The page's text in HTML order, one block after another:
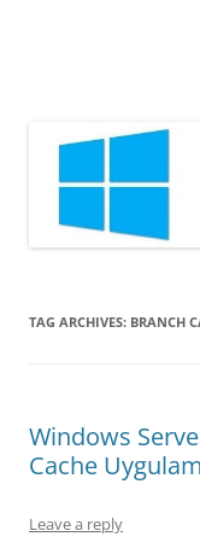
TAG ARCHIVES: BRANCH
Windows
Cache
Leave a reply